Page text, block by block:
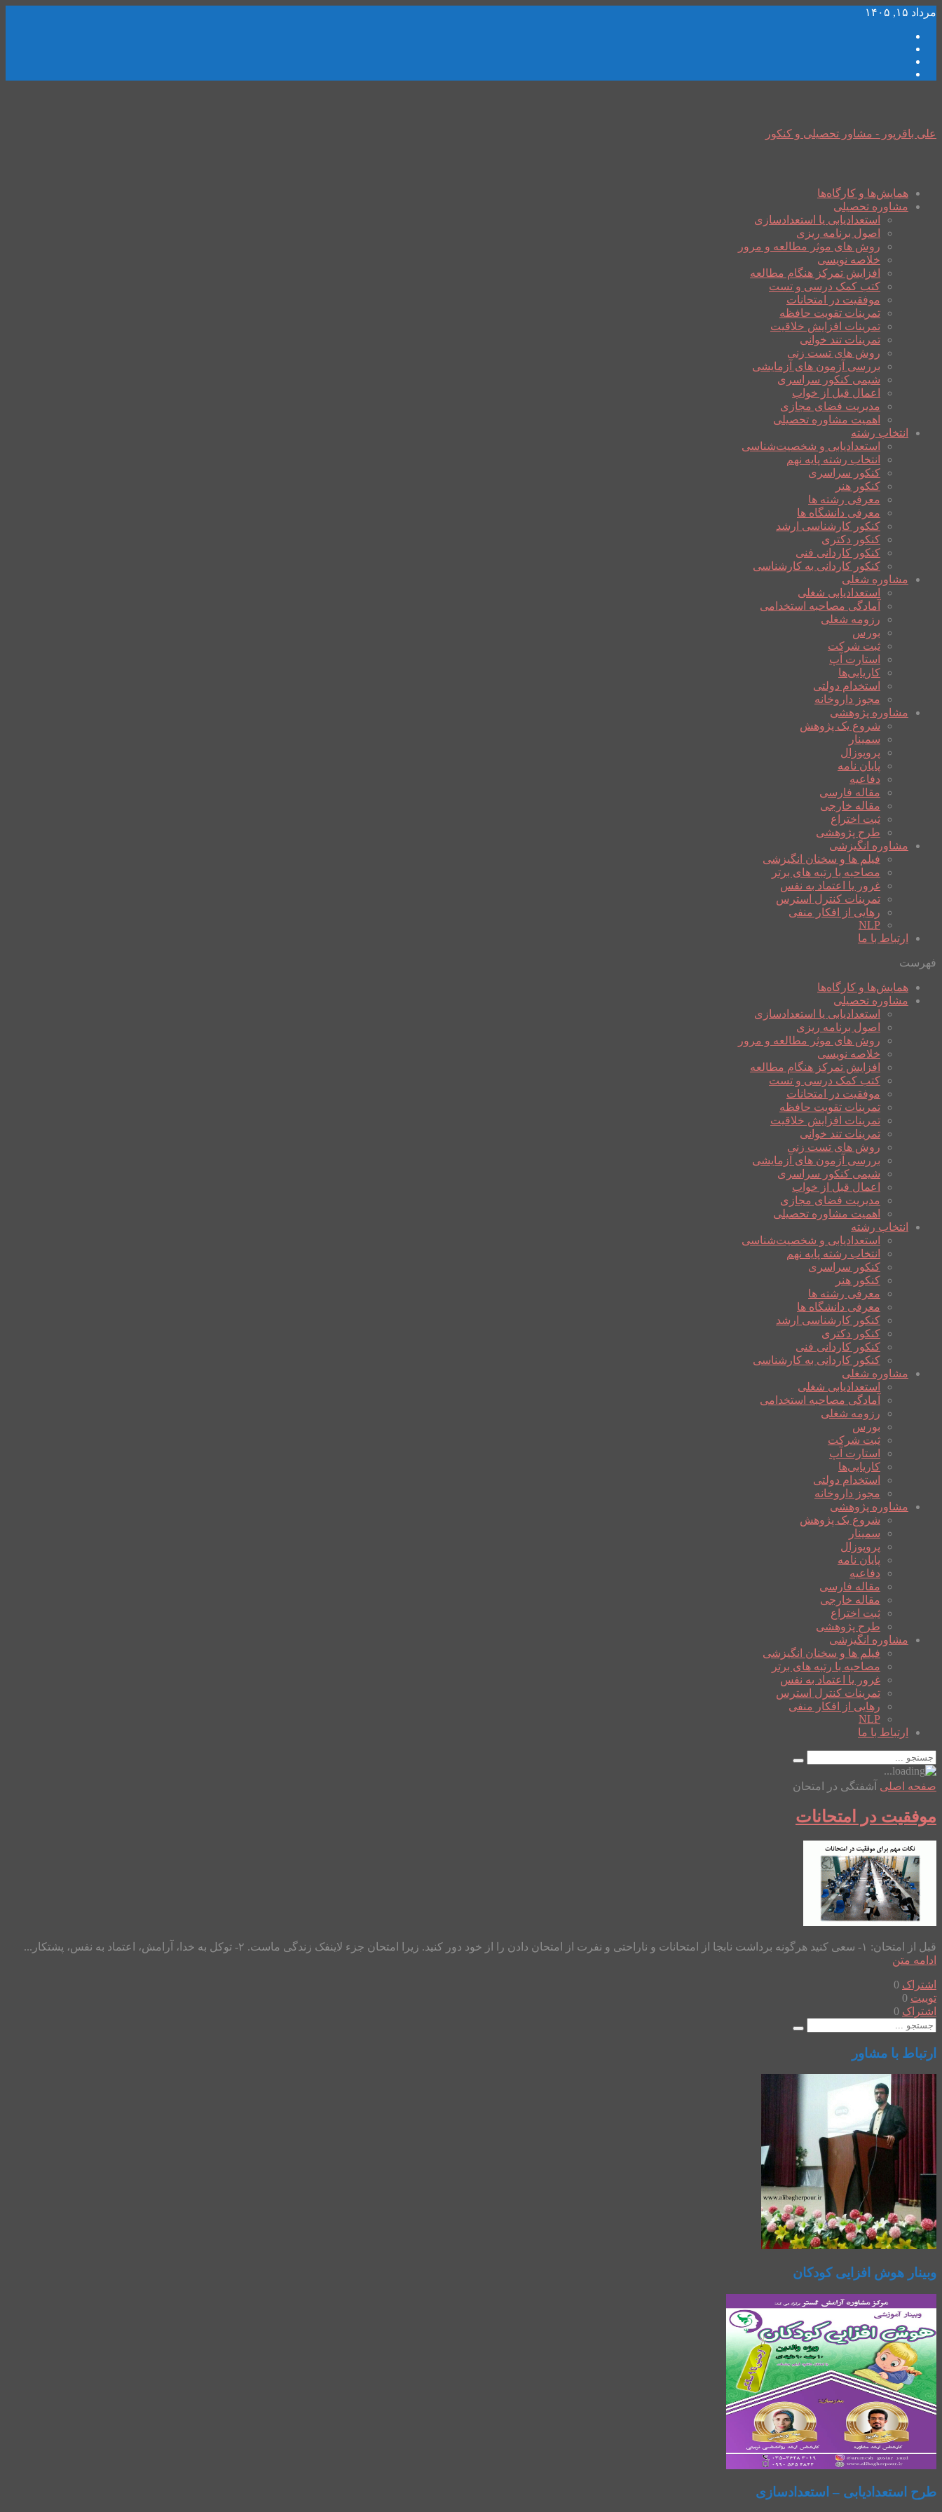
مرداد ۱۵, ۱۴۰۵
علی باقرپور - مشاور تحصیلی و کنکور
همایش‌ها و کارگاه‌ها
مشاوره تحصیلی
استعدادیابی یا استعدادسازی
اصول برنامه ریزی
روش های موثر مطالعه و مرور
خلاصه نویسی
افزایش تمرکز هنگام مطالعه
کتب کمک درسی و تست
موفقیت در امتحانات
تمرینات تقویت حافظه
تمرینات افزایش خلاقیت
تمرینات تند خوانی
روش های تست زنی
بررسی آزمون های آزمایشی
شیمی کنکور سراسری
اعمال قبل از خواب
مدیریت فضای مجازی
اهمیت مشاوره تحصیلی
انتخاب رشته
استعدادیابی و شخصیت‌شناسی
انتخاب رشته پایه نهم
کنکور سراسری
کنکور هنر
معرفی رشته ها
معرفی دانشگاه ها
کنکور کارشناسی ارشد
کنکور دکتری
کنکور کاردانی فنی
کنکور کاردانی به کارشناسی
مشاوره شغلی
استعدادیابی شغلی
آمادگی مصاحبه استخدامی
رزومه شغلی
بورس
ثبت شرکت
استارت آپ
کاریابی‌ها
استخدام دولتی
مجوز داروخانه
مشاوره پژوهشی
شروع یک پژوهش
سمینار
پروپوزال
پایان نامه
دفاعیه
مقاله فارسی
مقاله خارجی
ثبت اختراع
طرح پژوهشی
مشاوره انگیزشی
فیلم ها و سخنان انگیزشی
مصاحبه با رتبه های برتر
غرور یا اعتماد به نفس
تمرینات کنترل استرس
رهایی از افکار منفی
NLP
ارتباط با ما
فهرست
همایش‌ها و کارگاه‌ها
مشاوره تحصیلی
استعدادیابی یا استعدادسازی
اصول برنامه ریزی
روش های موثر مطالعه و مرور
خلاصه نویسی
افزایش تمرکز هنگام مطالعه
کتب کمک درسی و تست
موفقیت در امتحانات
تمرینات تقویت حافظه
تمرینات افزایش خلاقیت
تمرینات تند خوانی
روش های تست زنی
بررسی آزمون های آزمایشی
شیمی کنکور سراسری
اعمال قبل از خواب
مدیریت فضای مجازی
اهمیت مشاوره تحصیلی
انتخاب رشته
استعدادیابی و شخصیت‌شناسی
انتخاب رشته پایه نهم
کنکور سراسری
کنکور هنر
معرفی رشته ها
معرفی دانشگاه ها
کنکور کارشناسی ارشد
کنکور دکتری
کنکور کاردانی فنی
کنکور کاردانی به کارشناسی
مشاوره شغلی
استعدادیابی شغلی
آمادگی مصاحبه استخدامی
رزومه شغلی
بورس
ثبت شرکت
استارت آپ
کاریابی‌ها
استخدام دولتی
مجوز داروخانه
مشاوره پژوهشی
شروع یک پژوهش
سمینار
پروپوزال
پایان نامه
دفاعیه
مقاله فارسی
مقاله خارجی
ثبت اختراع
طرح پژوهشی
مشاوره انگیزشی
فیلم ها و سخنان انگیزشی
مصاحبه با رتبه های برتر
غرور یا اعتماد به نفس
تمرینات کنترل استرس
رهایی از افکار منفی
NLP
ارتباط با ما
صفحه اصلی آشفتگی در امتحان
موفقیت در امتحانات
قبل از امتحان: ۱- سعی کنید هرگونه برداشت نابجا از امتحانات و ناراحتی و نفرت از امتحان دادن را از خود دور کنید. زیرا امتحان جزء لاینفک زندگی ماست. ۲- توکل به خدا، آرامش، اعتماد به نفس، پشتکار...
ادامه متن
اشتراک 0
توییت 0
اشتراک 0
ارتباط با مشاور
وبینار هوش افزایی کودکان
طرح استعدادیابی – استعدادسازی